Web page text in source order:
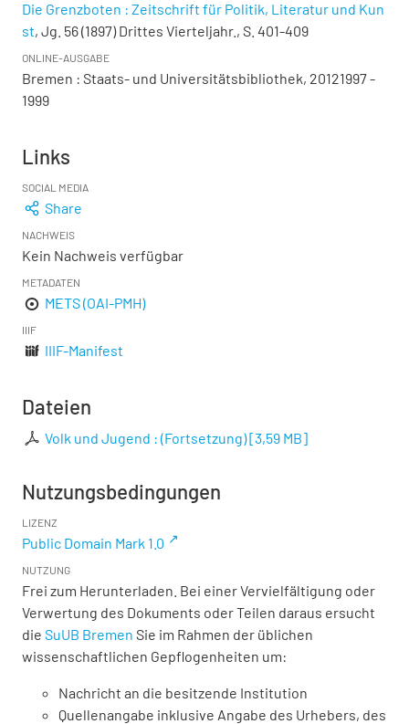
Die Grenzboten : Zeitschrift für Politik, Literatur und Kun
st, Jg. 56 (1897) Drittes Vierteljahr., S. 401-409
ONLINE-AUSGABE
Bremen : Staats- und Universitätsbibliothek, 20121997 -
1999
Links
SOCIAL MEDIA
Share
NACHWEIS
Kein Nachweis verfügbar
METADATEN
METS (OAI-PMH)
IIIF
IIIF-Manifest
Dateien
Volk und Jugend : (Fortsetzung)[3,59 MB]
Nutzungsbedingungen
LIZENZ
Public Domain Mark 1.0
NUTZUNG
Frei zum Herunterladen. Bei einer Vervielfältigung oder
Verwertung des Dokuments oder Teilen daraus ersucht
die SuUB Bremen Sie im Rahmen der üblichen
wissenschaftlichen Gepflogenheiten um:
Nachricht an die besitzende Institution
Quellenangabe inklusive Angabe des Urhebers, des